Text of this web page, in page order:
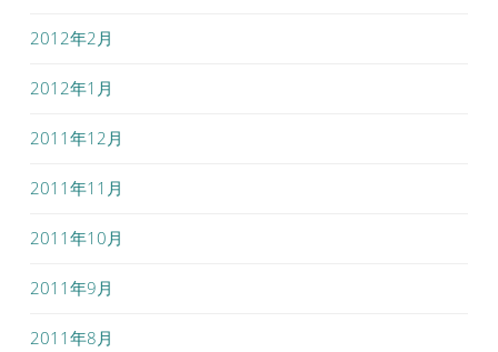
2012年2月
2012年1月
2011年12月
2011年11月
2011年10月
2011年9月
2011年8月